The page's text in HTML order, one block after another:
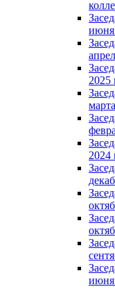
июня
2025
2024
июня